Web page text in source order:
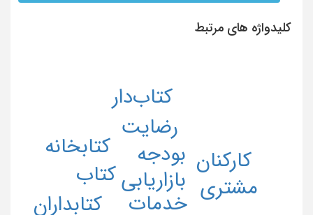
کلیدواژه های مرتبط
بازاریابی
بودجه
خدمات
رضایت
مشتری
کارکنان
کتاب
کتاب‌دار
کتابخانه
کتابداران